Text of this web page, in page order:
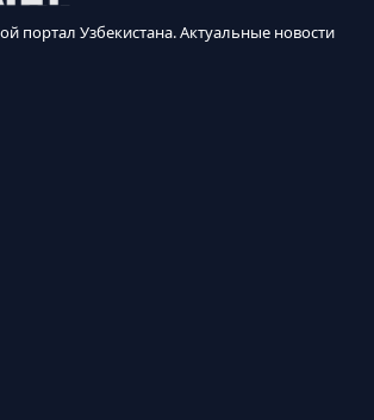
портал Узбекистана. Актуальные новости